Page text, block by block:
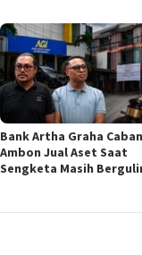
Bank Artha Graha
Ambon Jual Aset Saat
Sengketa Masih